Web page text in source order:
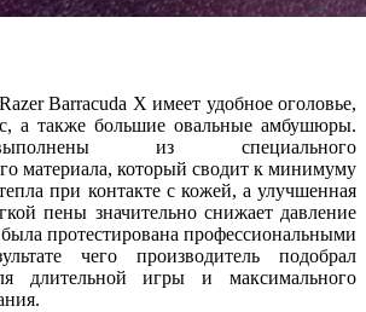
Barracuda X имеет удобное оголовье,
а также большие овальные амбушюры.
из специального
материала, который сводит к минимуму
при контакте с кожей, а улучшенная
пены значительно снижает давление
протестирована профессиональными
чего производитель подобрал
длительной игры и максимального